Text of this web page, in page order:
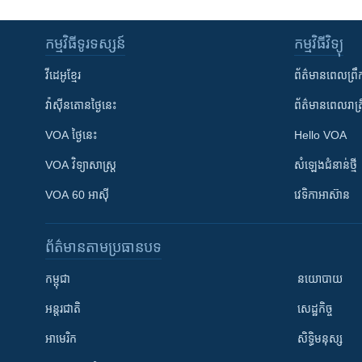
កម្មវិធី​ទូរទស្សន៍
វីដេអូ​ខ្មែរ
វ៉ាស៊ីនតោន​ថ្ងៃ​នេះ
VOA ថ្ងៃនេះ
VOA ​វិទ្យាសាស្ត្រ
VOA 60 អាស៊ី
កម្មវិធី​វិទ្យុ
ព័ត៌មាន​ពេល​ព្រឹ
ព័ត៌មាន​​ពេល​រាត្
Hello VOA
សំឡេង​ជំនាន់​ថ្មី
វេទិកា​អាស៊ាន
ព័ត៌មាន​តាមប្រធានបទ​
កម្ពុជា
អន្តរជាតិ
អាមេរិក
នយោបាយ
សេដ្ឋកិច្ច
សិទ្ធិមនុស្ស